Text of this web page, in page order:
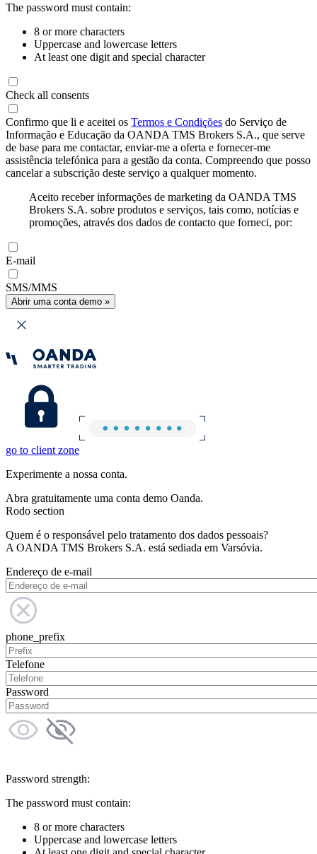
The password must contain:
8 or more characters
Uppercase and lowercase letters
At least one digit and special character
Check all consents
Confirmo que li e aceitei os Termos e Condições do Serviço de
Informação e Educação da OANDA TMS Brokers S.A., que serve
de base para me contactar, enviar-me a oferta e fornecer-me
assistência telefónica para a gestão da conta. Compreendo que posso
cancelar a subscrição deste serviço a qualquer momento.
Aceito receber informações de marketing da OANDA TMS
Brokers S.A. sobre produtos e serviços, tais como, notícias e
promoções, através dos dados de contacto que forneci, por:
E-mail
SMS/MMS
Abrir uma conta demo »
go to client zone
Experimente a nossa conta.
Abra gratuitamente uma conta demo Oanda.
Rodo section
Quem é o responsável pelo tratamento dos dados pessoais?
A OANDA TMS Brokers S.A. está sediada em Varsóvia.
Endereço de e-mail
phone_prefix
Telefone
Password
Password strength:
The password must contain:
8 or more characters
Uppercase and lowercase letters